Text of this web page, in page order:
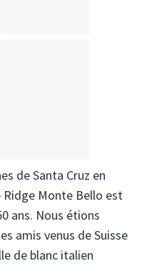
de Santa Cruz en
Monte Bello est
ans. Nous étions
amis venus de Suisse
de blanc italien